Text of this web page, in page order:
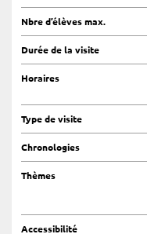
Nbre d’élèves max.
Durée de la visite
Horaires
Type de visite
Chronologies
Thèmes
Accessibilité